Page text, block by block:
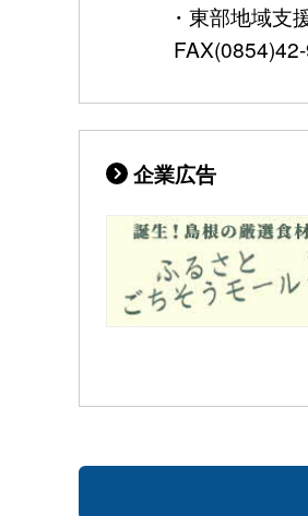
・東部地域支
FAX(0854)42-
企業広告